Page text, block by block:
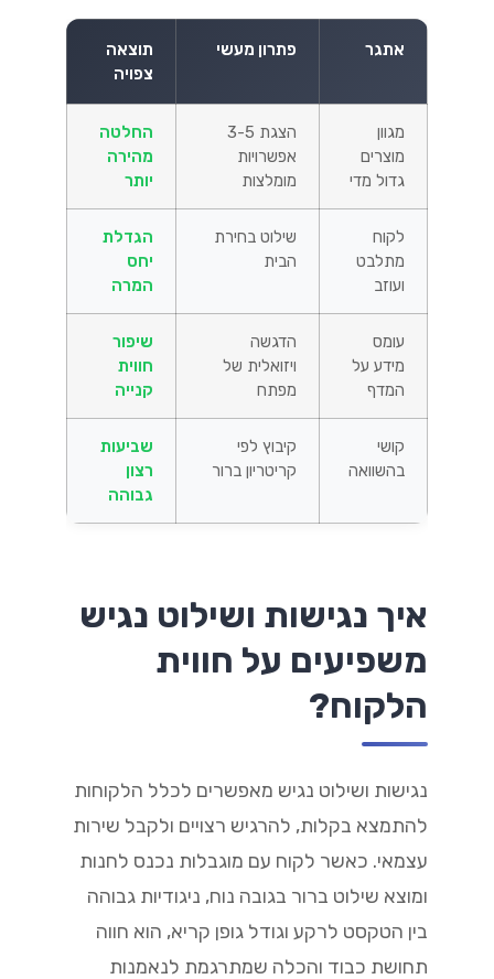
אתגר פתרון מעשי
תוצאה
צפויה
מגוון
מוצרים
גדול מדי
הצגת 3-5
אפשרויות
מומלצות
החלטה
מהירה
יותר
לקוח
מתלבט
ועוזב
שילוט בחירת
הבית
הגדלת
יחס
המרה
עומס
מידע על
המדף
הדגשה
ויזואלית של
מפתח
שיפור
חווית
קנייה
קושי
בהשוואה
קיבוץ לפי
קריטריון ברור
שביעות
רצון
גבוהה
איך נגישות ושילוט נגיש
משפיעים על חווית
הלקוח?
נגישות ושילוט נגיש מאפשרים לכלל הלקוחות
להתמצא בקלות, להרגיש רצויים ולקבל שירות
עצמאי. כאשר לקוח עם מוגבלות נכנס לחנות
ומוצא שילוט ברור בגובה נוח, ניגודיות גבוהה
בין הטקסט לרקע וגודל גופן קריא, הוא חווה
תחושת כבוד והכלה שמתרגמת לנאמנות